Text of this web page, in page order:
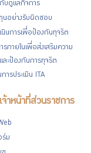
บดูแลกิจการ
นอย่างรับผิดชอบ
นินการเพื่อป้องกันทุจริต
รภายในเพื่อส่งเสริมความ
และป้องกันการทุจริต
การประเมิน ITA
จ้าหน้าที่ส่วนราชการ
ร์ม